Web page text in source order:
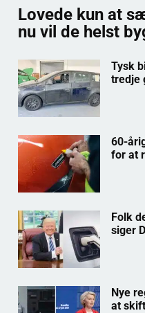
Lovede kun at
nu vil de helst
Tysk
tredje
60-
for at
Folk
siger
Nye
at